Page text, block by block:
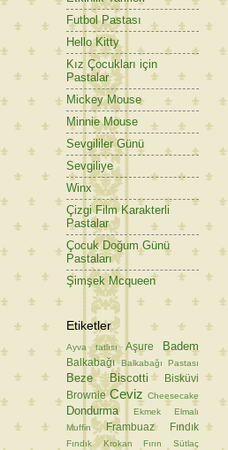
Futbol Pastası
Hello Kitty
Kız Çocukları için
Pastalar
Mickey Mouse
Minnie Mouse
Sevgililer Günü
Sevgiliye
Winx
Çizgi Film Karakterli
Pastalar
Çocuk Doğum Günü
Pastaları
Şimşek Mcqueen
Etiketler
Ayva tatlısı Aşure Badem
Balkabağı Balkabağı Pastası
Beze Biscotti
Bisküvi
Brownie Ceviz Cheesecake
Dondurma Ekmek
Elmalı
Muffin
Frambuaz Fındık
Fındık Krokan
Fırın Sütlaç